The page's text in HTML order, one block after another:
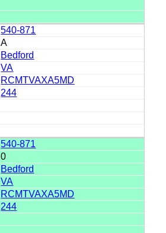
540-871
A
Bedford
VA
RCMTVAXA5MD
244
540-871
0
Bedford
VA
RCMTVAXA5MD
244